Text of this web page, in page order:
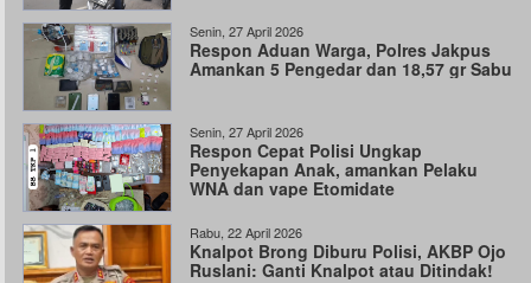
Senin, 27 April 2026
Respon Aduan Warga, Polres Jakpus
Amankan 5 Pengedar dan 18,57 gr Sabu
Senin, 27 April 2026
Respon Cepat Polisi Ungkap
Penyekapan Anak, amankan Pelaku
WNA dan vape Etomidate
Rabu, 22 April 2026
Knalpot Brong Diburu Polisi, AKBP Ojo
Ruslani: Ganti Knalpot atau Ditindak!